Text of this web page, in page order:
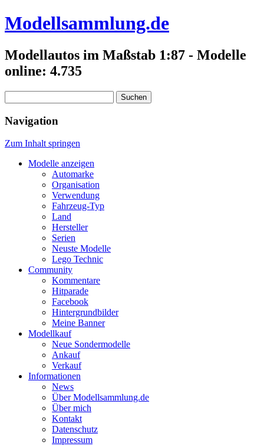
Modellsammlung.de
Modellautos im Maßstab 1:87 - Modelle
online: 4.735
nach:
Navigation
Zum Inhalt springen
Modelle anzeigen
Automarke
Organisation
Verwendung
Fahrzeug-Typ
Land
Hersteller
Serien
Neuste Modelle
Lego Technic
Community
Kommentare
Hitparade
Facebook
Hintergrundbilder
Meine Banner
Modellkauf
Neue Sondermodelle
Ankauf
Verkauf
Informationen
News
Über Modellsammlung.de
Über mich
Kontakt
Datenschutz
Impressum